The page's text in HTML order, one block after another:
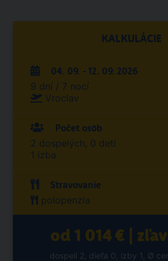
KALKULÁCIE
04. 09. - 12. 09. 2026
9 dní / 7 nocí
Vroclav
Počet osôb
2 dospelých, 0 detí
1 izba
Stravovanie
polopenzia
od 1 014 € |
dospelí 2, dieťa 0, izby 1, Ø